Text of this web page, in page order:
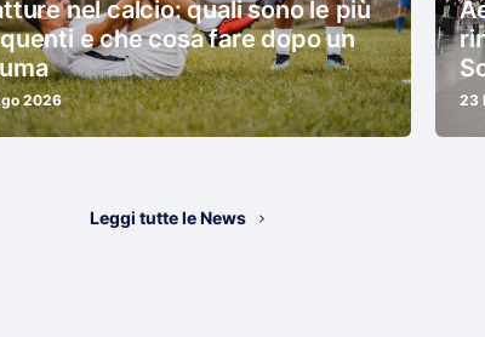
nel calcio: quali sono le più
e che cosa fare dopo un
2026 23
Leggi tutte le News